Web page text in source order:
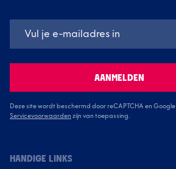
AANMELDEN
Deze site wordt beschermd door reCAPTCHA en Google
Servicevoorwaarden zijn van toepassing.
HANDIGE LINKS